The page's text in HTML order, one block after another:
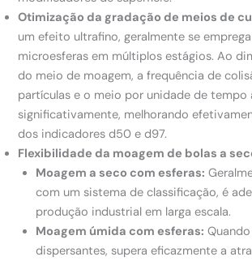
Otimização da gradação de meios de
um efeito ultrafino, geralmente se
microesferas em múltiplos estágios. Ao
do meio de moagem, a frequência de
partículas e o meio por unidade de tempo
significativamente, melhorando
dos indicadores d50 e d97.
Flexibilidade da moagem de bolas a
Moagem a seco com esferas:
com um sistema de classificação, é
produção industrial em larga escala.
Moagem úmida com esferas:
dispersantes, supera eficazmente a